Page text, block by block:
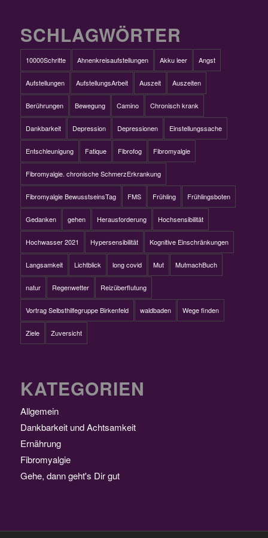
SCHLAGWÖRTER
10000Schritte Ahnenkreisaufstellungen Akku leer Angst
Aufstellungen AufstellungsArbeit Auszeit Auszeiten
Berührungen Bewegung Camino Chronisch krank
Dankbarkeit Depression Depressionen Einstellungssache
Entschleunigung Fatique Fibrofog Fibromyalgie
Fibromyalgie. chronische SchmerzErkrankung
Fibromyalgie BewusstseinsTag FMS Frühling Frühlingsboten
Gedanken gehen Herausforderung Hochsensibilität
Hochwasser 2021 Hypersensibilität Kognitive Einschränkungen
Langsamkeit Lichtblick long covid Mut MutmachBuch
natur Regenwetter Reizüberflutung
Vortrag Selbsthilfegruppe Birkenfeld waldbaden Wege finden
Ziele Zuversicht
KATEGORIEN
Allgemein
Dankbarkeit und Achtsamkeit
Ernährung
Fibromyalgie
Gehe, dann geht's Dir gut